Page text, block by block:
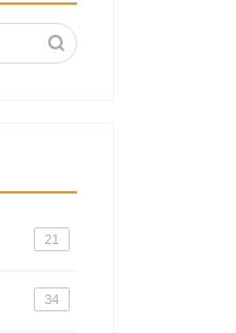
21
34